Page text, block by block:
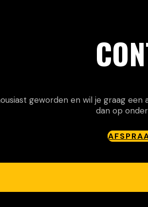
geworden en wil je graag
dan op